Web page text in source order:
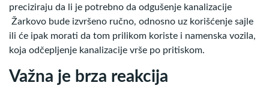
preciziraju da li je potrebno da odgušenje kanalizacije
Žarkovo bude izvršeno ručno, odnosno uz korišćenje sajle
ili će ipak morati da tom prilikom koriste i namenska vozila,
koja odčepljenje kanalizacije vrše po pritiskom.
Važna je brza reakcija